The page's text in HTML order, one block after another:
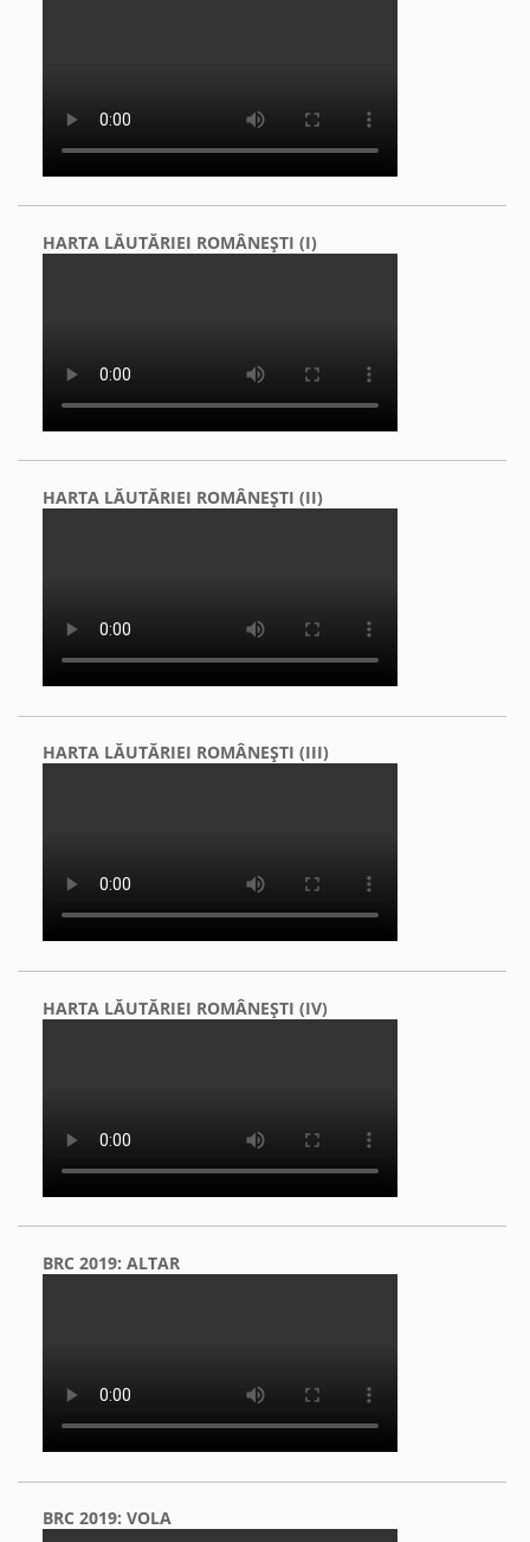
HARTA LĂUTĂRIEI ROMÂNEŞTI (I)
HARTA LĂUTĂRIEI ROMÂNEŞTI (II)
HARTA LĂUTĂRIEI ROMÂNEŞTI (III)
HARTA LĂUTĂRIEI ROMÂNEŞTI (IV)
BRC 2019: ALTAR
BRC 2019: VOLA